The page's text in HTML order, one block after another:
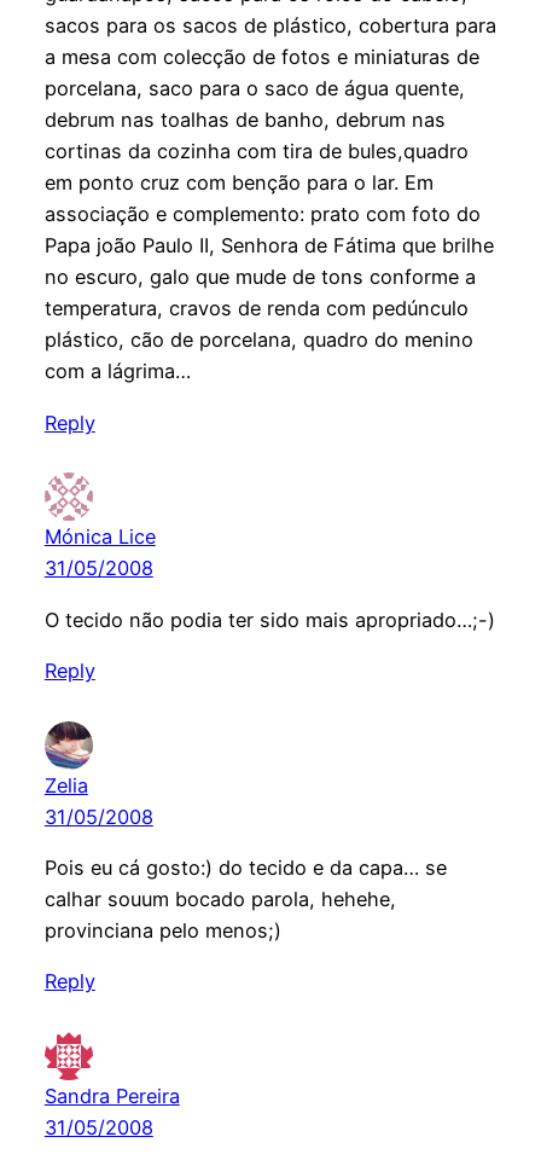
sacos para os sacos de plástico, cobertura para
a mesa com colecção de fotos e miniaturas de
porcelana, saco para o saco de água quente,
debrum nas toalhas de banho, debrum nas
cortinas da cozinha com tira de bules,quadro
em ponto cruz com benção para o lar. Em
associação e complemento: prato com foto do
Papa joão Paulo II, Senhora de Fátima que brilhe
no escuro, galo que mude de tons conforme a
temperatura, cravos de renda com pedúnculo
plástico, cão de porcelana, quadro do menino
com a lágrima…
Reply
Mónica Lice
31/05/2008
O tecido não podia ter sido mais apropriado…;-)
Reply
Zelia
31/05/2008
Pois eu cá gosto:) do tecido e da capa… se
calhar souum bocado parola, hehehe,
provinciana pelo menos;)
Reply
Sandra Pereira
31/05/2008